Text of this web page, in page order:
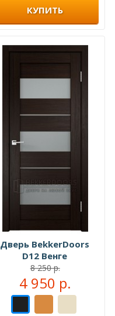
КУПИТЬ
Дверь BekkerDoors
D12 Венге
8 250 р.
4 950 р.